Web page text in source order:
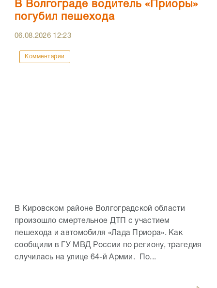
В Волгограде водитель «Приоры»
погубил пешехода
06.08.2026 12:23
Комментарии
В Кировском районе Волгоградской области
произошло смертельное ДТП с участием
пешехода и автомобиля «Лада Приора». Как
сообщили в ГУ МВД России по региону, трагедия
случилась на улице 64-й Армии. По...